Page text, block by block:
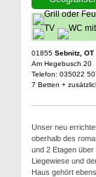
01855 Sebnitz,
Am Hegebusch 20
Telefon: 035022
7 Betten +
Unser neu
oberhalb des
und 2 Etagen
Liegewiese und
Haus gehört